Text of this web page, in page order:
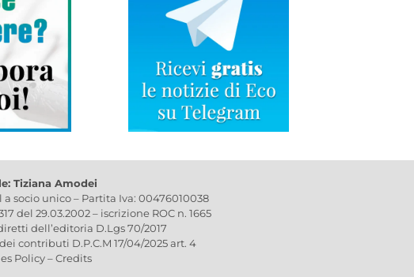
Tiziana Amodei
socio unico – Partita Iva: 00476010038
del 29.03.2002 – iscrizione ROC n. 1665
dell’editoria D.Lgs 70/2017
contributi D.P.C.M 17/04/2025 art. 4
Policy–Credits